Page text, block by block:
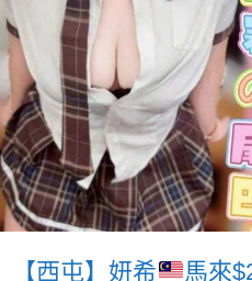
【西屯】妍希 馬來